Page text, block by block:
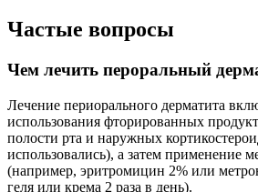
Частые вопросы
Чем лечить пероральный
Лечение периорального дерматита
использования фторированных
полости рта и наружных
использовались), а затем применение
(например, эритромицин 2% или
геля или крема 2 раза в день).